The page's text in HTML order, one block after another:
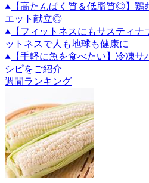
【高たんぱく質＆低脂質◎】鶏
エット献立◎
【フィットネスにもサスティ
ットネスで人も地球も健康に
【手軽に魚を食べたい】冷凍
シピをご紹介
週間ランキング